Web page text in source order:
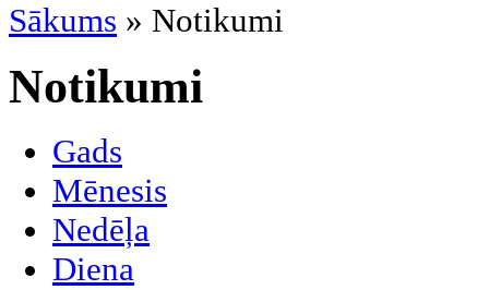
Sākums » Notikumi
Notikumi
Gads
Mēnesis
Nedēļa
Diena